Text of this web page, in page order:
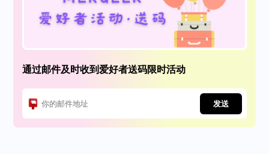
通过邮件及时收到爱好者送码限时活动
发送